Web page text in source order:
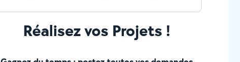
Réalisez vos Projets !